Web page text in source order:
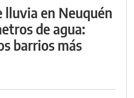
lluvia en Neuquén
de agua:
barrios más